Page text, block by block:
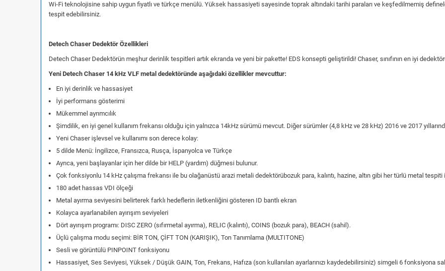
Wi-Fi teknolojisine sahip uygun fiyatlı ve türkçe menülü. Yüksek hassasiyeti sayesinde toprak altındaki tarihi paraları ve keşfedilmemiş
tespit edebilirsiniz.
Detech Chaser Dedektör Özellikleri
Detech Chaser Dedektörün meşhur derinlik tespitleri artık ekranda ve yeni bir pakette! EDS konsepti geliştirildi! Chaser, sınıfının en iyi
Yeni Detech Chaser 14 kHz VLF metal dedektöründe aşağıdaki özellikler mevcuttur:
En iyi derinlik ve hassasiyet
İyi performans gösterimi
Mükemmel ayrımcılık
Şimdilik, en iyi genel kullanım frekansı olduğu için yalnızca 14kHz sürümü mevcut. Diğer sürümler (4,8 kHz ve 28 kHz) 2016 ve 2017
Yeni Chaser işlevsel ve kullanımı son derece kolay:
5 dilde Menü: İngilizce, Fransızca, Rusça, İspanyolca ve Türkçe
Ayrıca, yeni başlayanlar için her dilde bir HELP (yardım) düğmesi bulunur.
Çok fonksiyonlu 14 kHz çalışma frekansı ile bu olağanüstü arazi metali dedektörübozuk para, kalıntı, hazine, altın gibi her türlü metal tespiti
180 adet hassas VDI ölçeği
Metal ayırma seviyesini belirterek farklı hedeflerin iletkenliğini gösteren ID bantlı ekran
Kolayca ayarlanabilen ayırışım seviyeleri
Dört ayırışım programı: DISC ZERO (sıfırmetal ayırma), RELIC (kalıntı), COINS (bozuk para), BEACH (sahil).
Üçlü çalışma modu seçimi: BİR TON, ÇİFT TON (KARIŞIK), Ton Tanımlama (MULTITONE)
Sesli ve görüntülü PINPOINT fonksiyonu
Hassasiyet, Ses Seviyesi, Yüksek / Düşük GAIN, Ton, Frekans, Hafıza (son kullanılan ayarlarınızı kaydedebilirsiniz) simgeli 6 fonksiyona